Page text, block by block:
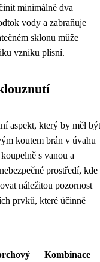
minimálně dva
vody a zabraňuje
sklonu může
vzniku plísní.
aspekt, který by měl být
koutem brán v úvahu
s vanou a
prostředí, kde
náležitou pozornost
prvků, které účinně
Kombinace